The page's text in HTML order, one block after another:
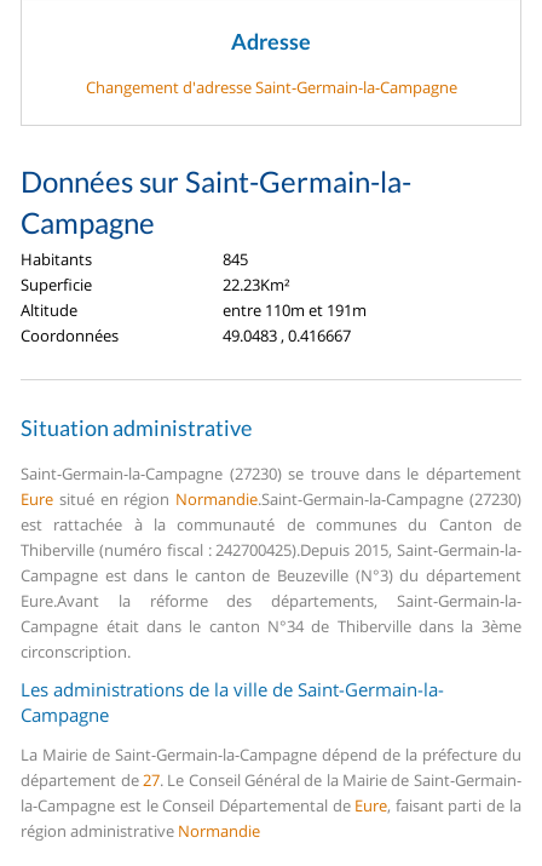
Adresse
Changement d'adresse Saint-Germain-la-Campagne
Données sur Saint-Germain-la-
Campagne
Habitants
845
Superficie
22.23Km²
Altitude
entre 110m et 191m
Coordonnées
49.0483 , 0.416667
Situation administrative
Saint-Germain-la-Campagne (27230) se trouve dans le département
Eure situé en région Normandie.Saint-Germain-la-Campagne (27230)
est rattachée à la communauté de communes du Canton de
Thiberville (numéro fiscal : 242700425).Depuis 2015, Saint-Germain-la-
Campagne est dans le canton de Beuzeville (N°3) du département
Eure.Avant la réforme des départements, Saint-Germain-la-
Campagne était dans le canton N°34 de Thiberville dans la 3ème
circonscription.
Les administrations de la ville de Saint-Germain-la-
Campagne
La Mairie de Saint-Germain-la-Campagne dépend de la préfecture du
département de27.Le Conseil Général de la Mairie de Saint-Germain-
la-Campagne est le Conseil Départemental de Eure, faisant parti de la
région administrative Normandie